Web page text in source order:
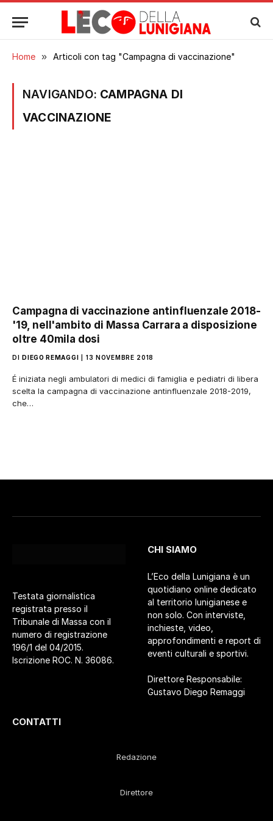
Home » Articoli con tag "Campagna di vaccinazione"
NAVIGANDO: CAMPAGNA DI
VACCINAZIONE
Campagna di vaccinazione antinfluenzale 2018-
'19, nell'ambito di Massa Carrara a disposizione
oltre 40mila dosi
DI DIEGO REMAGGI 13 NOVEMBRE 2018
É iniziata negli ambulatori di medici di famiglia e pediatri di libera
scelta la campagna di vaccinazione antinfluenzale 2018-2019,
che…
Testata giornalistica
registrata presso il
Tribunale di Massa con il
numero di registrazione
196/1 del 04/2015.
Iscrizione ROC. N. 36086.
CHI SIAMO
L’Eco della Lunigiana è un
quotidiano online dedicato
al territorio lunigianese e
non solo. Con interviste,
inchieste, video,
approfondimenti e report di
eventi culturali e sportivi.
Direttore Responsabile:
Gustavo Diego Remaggi
CONTATTI
Redazione
Direttore